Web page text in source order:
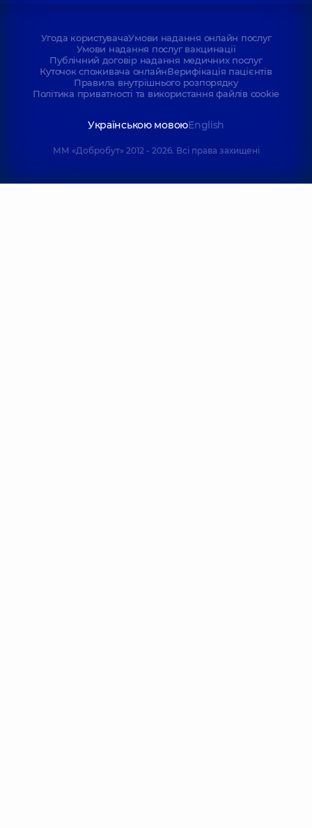
Угода користувачаУмови надання онлайн послуг
Умови надання послуг вакцинації
Публічний договір надання медичних послуг
Куточок споживача онлайнВерифікація пацієнтів
Правила внутрішнього розпорядку
Політика приватності та використання файлів cookie
Українською мовоюEnglish
ММ «Добробут» 2012 - 2026. Всі права захищені